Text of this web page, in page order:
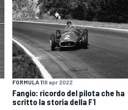
FORMULA 118 apr 2022
Fangio: ricordo del pilota che ha
scritto la storia della F1